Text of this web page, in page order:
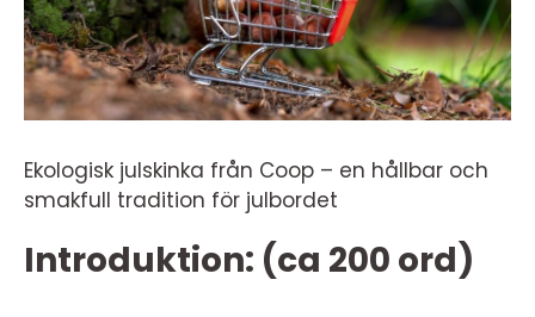
Ekologisk julskinka från Coop – en hållbar och
smakfull tradition för julbordet
Introduktion: (ca 200 ord)